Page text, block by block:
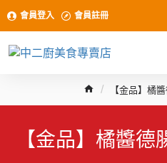
會員登入 會員註冊
【金品】橘
【金品】橘醬